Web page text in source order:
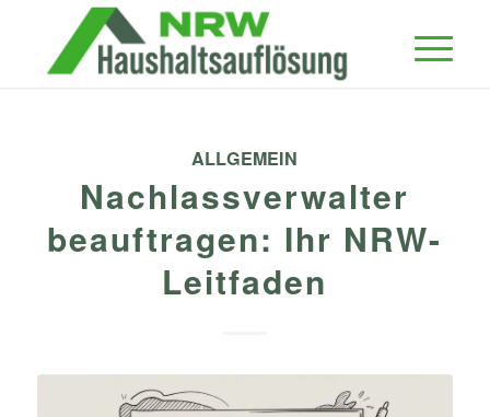
ALLGEMEIN
Nachlassverwalter
beauftragen: Ihr NRW-
Leitfaden